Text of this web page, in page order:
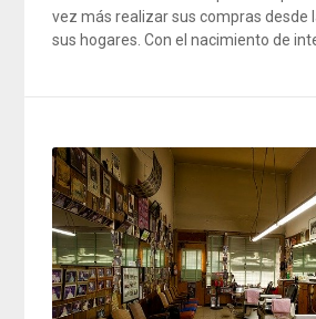
vez más realizar sus compras desde
sus hogares. Con el nacimiento de